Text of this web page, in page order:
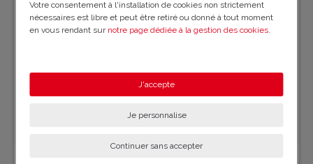
Votre consentement à l'installation de cookies non strictement
nécessaires est libre et peut être retiré ou donné à tout moment
en vous rendant sur notre page dédiée à la gestion des cookies.
J'accepte
Je personnalise
Continuer sans accepter